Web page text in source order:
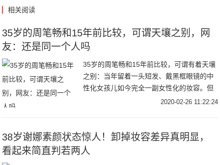
相关阅读
35岁的周笔畅和15年前比较，可谓天壤之别，网
友：还是同一个人吗
35岁的周笔畅和15年前比较，可谓有着天壤
之别：当年留着一头短发、戴黑框眼镜的中
性化女孩儿如今完全一副女性化的妆容。但
有一点并没有改变，也很难改变，那就是周
2020-02-26 11:22:24
38岁谢娜素颜状态惊人！卸掉妆容差异真明显，
看起来简直判若两人